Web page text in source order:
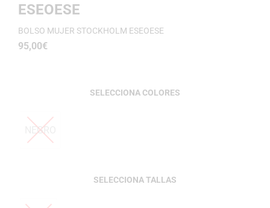
ESEOESE
BOLSO MUJER STOCKHOLM ESEOESE
95,00€
COLORES
NEGRO
TALLAS